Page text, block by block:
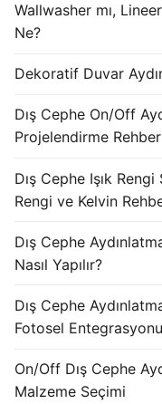
Wallwasher mı,
Ne?
Dekoratif Duvar
Dış Cephe On/Off
Projelendirme
Dış Cephe Işık
Rengi ve Kelvin
Dış Cephe
Nasıl Yapılır?
Dış Cephe
Fotosel Entegrasyonu
On/Off Dış Cephe
Malzeme Seçimi